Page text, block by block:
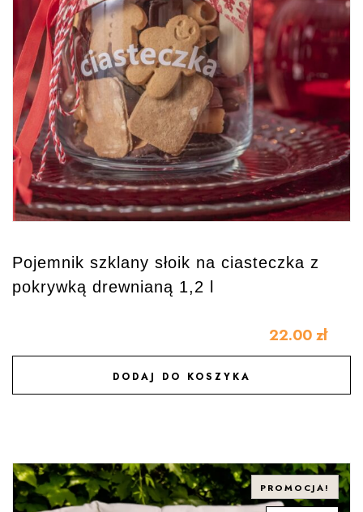
Pojemnik szklany słoik na ciasteczka z
pokrywką drewnianą 1,2 l
22.00 zł
DODAJ DO KOSZYKA
DODAJ DO ULUBIONYCH
PROMOCJA!